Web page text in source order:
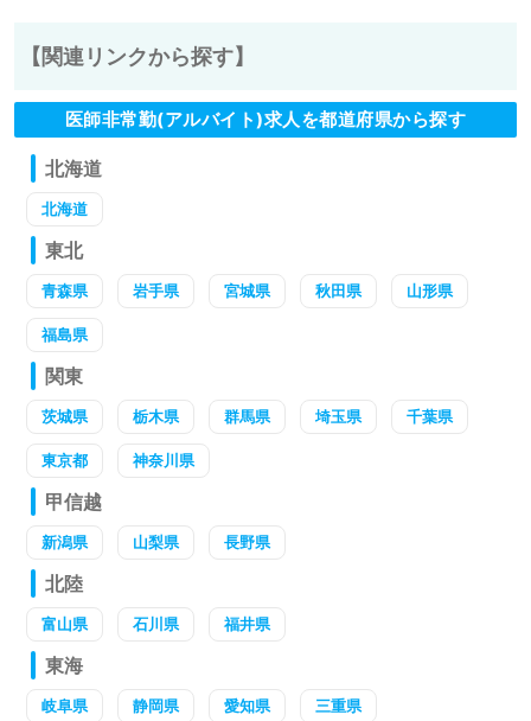
【関連リンクから探す】
医師非常勤(アルバイト)求人を都道府県から探す
北海道
北海道
東北
青森県 岩手県 宮城県 秋田県 山形県
福島県
関東
茨城県 栃木県 群馬県 埼玉県 千葉県
東京都 神奈川県
甲信越
新潟県 山梨県 長野県
北陸
富山県 石川県 福井県
東海
岐阜県 静岡県 愛知県 三重県